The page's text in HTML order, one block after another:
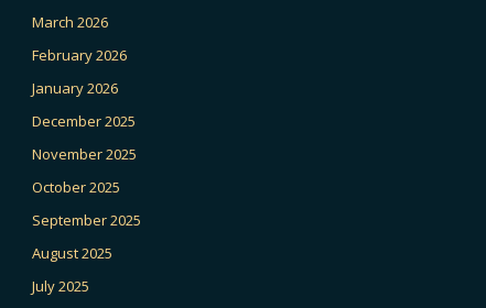
March 2026
February 2026
January 2026
December 2025
November 2025
October 2025
September 2025
August 2025
July 2025